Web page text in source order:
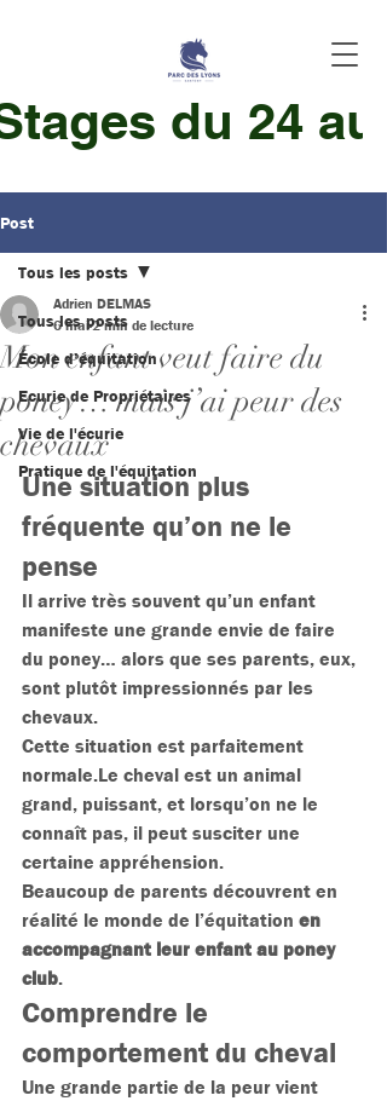
du 24
Post
Tous les posts
École d’équitation
Ecurie de Propriétaires
Vie de l'écurie
Pratique de l'équitation
Tous les posts
Mon enfant veut faire du
poney… mais j’ai peur des
chevaux
Adrien DELMAS
6 mai2 min de lecture
Une situation plus
fréquente qu’on ne le
pense
Il arrive très souvent qu’un enfant
manifeste une grande envie de faire
du poney… alors que ses parents, eux,
sont plutôt impressionnés par les
chevaux.
Cette situation est parfaitement
normale.Le cheval est un animal
grand, puissant, et lorsqu’on ne le
connaît pas, il peut susciter une
certaine appréhension.
Beaucoup de parents découvrent en
réalité le monde de l’équitation en
accompagnant leur enfant au poney
club.
Comprendre le
comportement du cheval
Une grande partie de la peur vient